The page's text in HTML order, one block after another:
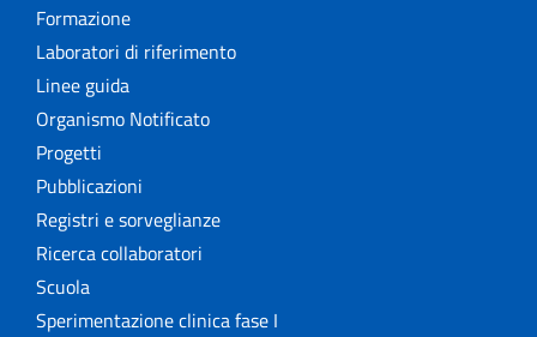
Formazione
Laboratori di riferimento
Linee guida
Organismo Notificato
Progetti
Pubblicazioni
Registri e sorveglianze
Ricerca collaboratori
Scuola
Sperimentazione clinica fase I